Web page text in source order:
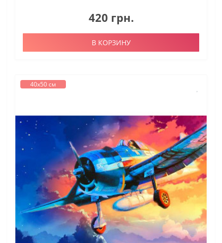
420 грн.
В КОРЗИНУ
40х50 см